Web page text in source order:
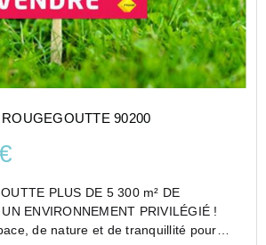
ROUGEGOUTTE 90200
5 300 m² DE
ENVIRONNEMENT PRIVILÉGIÉ !
de nature et de tranquillité pour